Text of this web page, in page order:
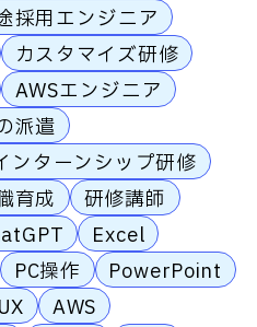
採用エンジニア
カスタマイズ研修
AWSエンジニア
派遣
ンターンシップ研修
育成
研修講師
Excel
PC操作
PowerPoint
AWS